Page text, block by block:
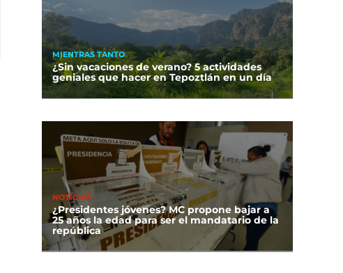
MIENTRAS TANTO
¿Sin vacaciones de verano? 5 actividades
geniales que hacer en Tepoztlán en un día
NOTICIAS
¿Presidentes jóvenes? MC propone bajar a
25 años la edad para ser el mandatario de la
república